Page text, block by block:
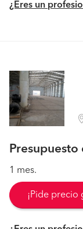
¿Eres un
1 mes.
¡Pide precio